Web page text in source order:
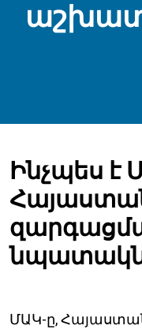
Ինչպես է
ՄԱԿ-ը,